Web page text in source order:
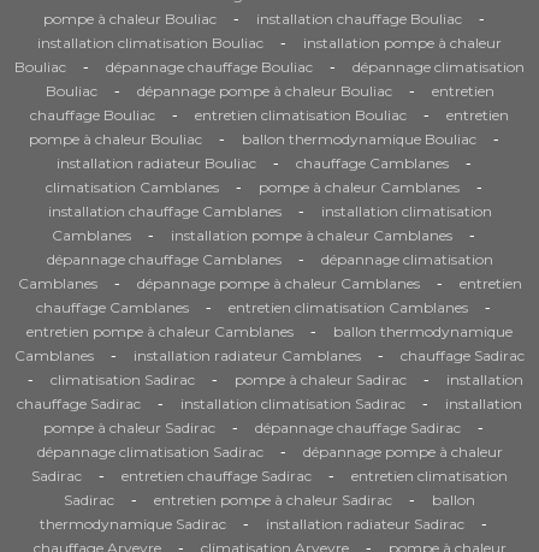
pompe à chaleur Bouliac - installation chauffage Bouliac -
installation climatisation Bouliac -
installation pompe à chaleur
Bouliac
- dépannage chauffage Bouliac -
dépannage climatisation
Bouliac
- dépannage pompe à chaleur Bouliac -
entretien
chauffage Bouliac
- entretien climatisation Bouliac -
entretien
pompe à chaleur Bouliac
- ballon thermodynamique Bouliac -
installation radiateur Bouliac - chauffage Camblanes -
climatisation Camblanes - pompe à chaleur Camblanes -
installation chauffage Camblanes -
installation climatisation
Camblanes
- installation pompe à chaleur Camblanes -
dépannage chauffage Camblanes -
dépannage climatisation
Camblanes
- dépannage pompe à chaleur Camblanes -
entretien
chauffage Camblanes
- entretien climatisation Camblanes -
entretien pompe à chaleur Camblanes -
ballon thermodynamique
Camblanes
- installation radiateur Camblanes - chauffage Sadirac
- climatisation Sadirac - pompe à chaleur Sadirac -
installation
chauffage Sadirac
- installation climatisation Sadirac -
installation
pompe à chaleur Sadirac
- dépannage chauffage Sadirac -
dépannage climatisation Sadirac -
dépannage pompe à chaleur
Sadirac
- entretien chauffage Sadirac -
entretien climatisation
Sadirac
- entretien pompe à chaleur Sadirac -
ballon
thermodynamique Sadirac
- installation radiateur Sadirac -
chauffage Arveyre - climatisation Arveyre -
pompe à chaleur